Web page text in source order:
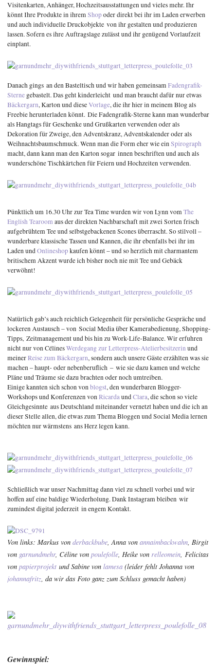
Visitenkarten, Anhänger, Hochzeitsausstattungen und vieles mehr. Ihr
könnt Ihre Produkte in ihremShopoder direkt bei ihr im Laden erwerben
und auch individuelle Druckobjekte von ihr gestalten und produzieren
lassen. Sofern es ihre Auftragslage zulässt und ihr genügend Vorlaufzeit
einplant.
Danach gings an den Basteltisch und wir haben gemeinsamFadengrafik-
Sterne gebastelt. Das geht kinderleicht und man braucht dafür nur etwas
Bäckergarn, Karton und dieseVorlage, die ihr hier in meinem Blog als
Freebie herunterladen könnt. Die Fadengrafik-Sterne kann man wunderbar
als Hangtags für Geschenke und Grußkarten verwenden oder als
Dekoration für Zweige, den Adventskranz, Adventskalender oder als
Weihnachtsbaumschmuck. Wenn man die Form eher wie einSpirograph
macht, dann kann man den Karton sogar innen beschriften und auch als
wunderschöne Tischkärtchen für Feiern und Hochzeiten verwenden.
Pünktlich um 16.30 Uhr zur Tea Time wurden wir von Lynn vomThe
English Tearoom aus der direkten Nachbarschaft mit zwei Sorten frisch
aufgebrühtem Tee und selbstgebackenen Scones überrascht. So stilvoll –
wunderbare klassische Tassen und Kannen, die ihr ebenfalls bei ihr im
Laden undOnlineshopkaufen könnt – und so herzlich mit charmantem
britischem Akzent wurde ich bisher noch nie mit Tee und Gebäck
verwöhnt!
Natürlich gab’s auch reichlich Gelegenheit für persönliche Gespräche und
lockeren Austausch – von Social Media über Kamerabedienung, Shopping-
Tipps, Zeitmanagement und bis hin zu Work-Life-Balance. Wir erfuhren
nicht nur von CélinesWerdegang zur Letterpress-Atelierbesitzerin und
meinerReise zum Bäckergarn, sondern auch unsere Gäste erzählten was sie
machen – haupt- oder nebenberuflich – wie sie dazu kamen und welche
Pläne und Träume sie dazu brachten oder noch umtreiben.
Einige kannten sich schon vonblogst, den wunderbaren Blogger-
Workshops und Konferenzen vonRicardaundClara, die schon so viele
Gleichgesinnte aus Deutschland miteinander vernetzt haben und die ich an
dieser Stelle allen, die etwas zum Thema Bloggen und Social Media lernen
möchten nur wärmstens ans Herz legen kann.
Schließlich war unser Nachmittag dann viel zu schnell vorbei und wir
hoffen auf eine baldige Wiederholung. Dank Instagram bleiben wir
zumindest digital jederzeit in engem Kontakt.
Von links: Markus von derbackbube, Anna von annaimbackwahn, Birgit
von garnundmehr, Céline von poulefolle, Heike von relleomein, Felicitas
von papierprojekt und Sabine von lamesa (leider fehlt Johanna von
johannafritz, da wir das Foto ganz zum Schluss gemacht haben)
Gewinnspiel: